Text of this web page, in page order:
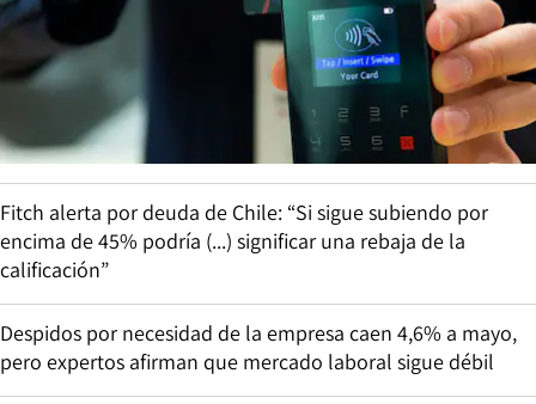
Fitch alerta por deuda de Chile: “Si sigue subiendo por
encima de 45% podría (...) significar una rebaja de la
calificación”
Despidos por necesidad de la empresa caen 4,6% a mayo,
pero expertos afirman que mercado laboral sigue débil